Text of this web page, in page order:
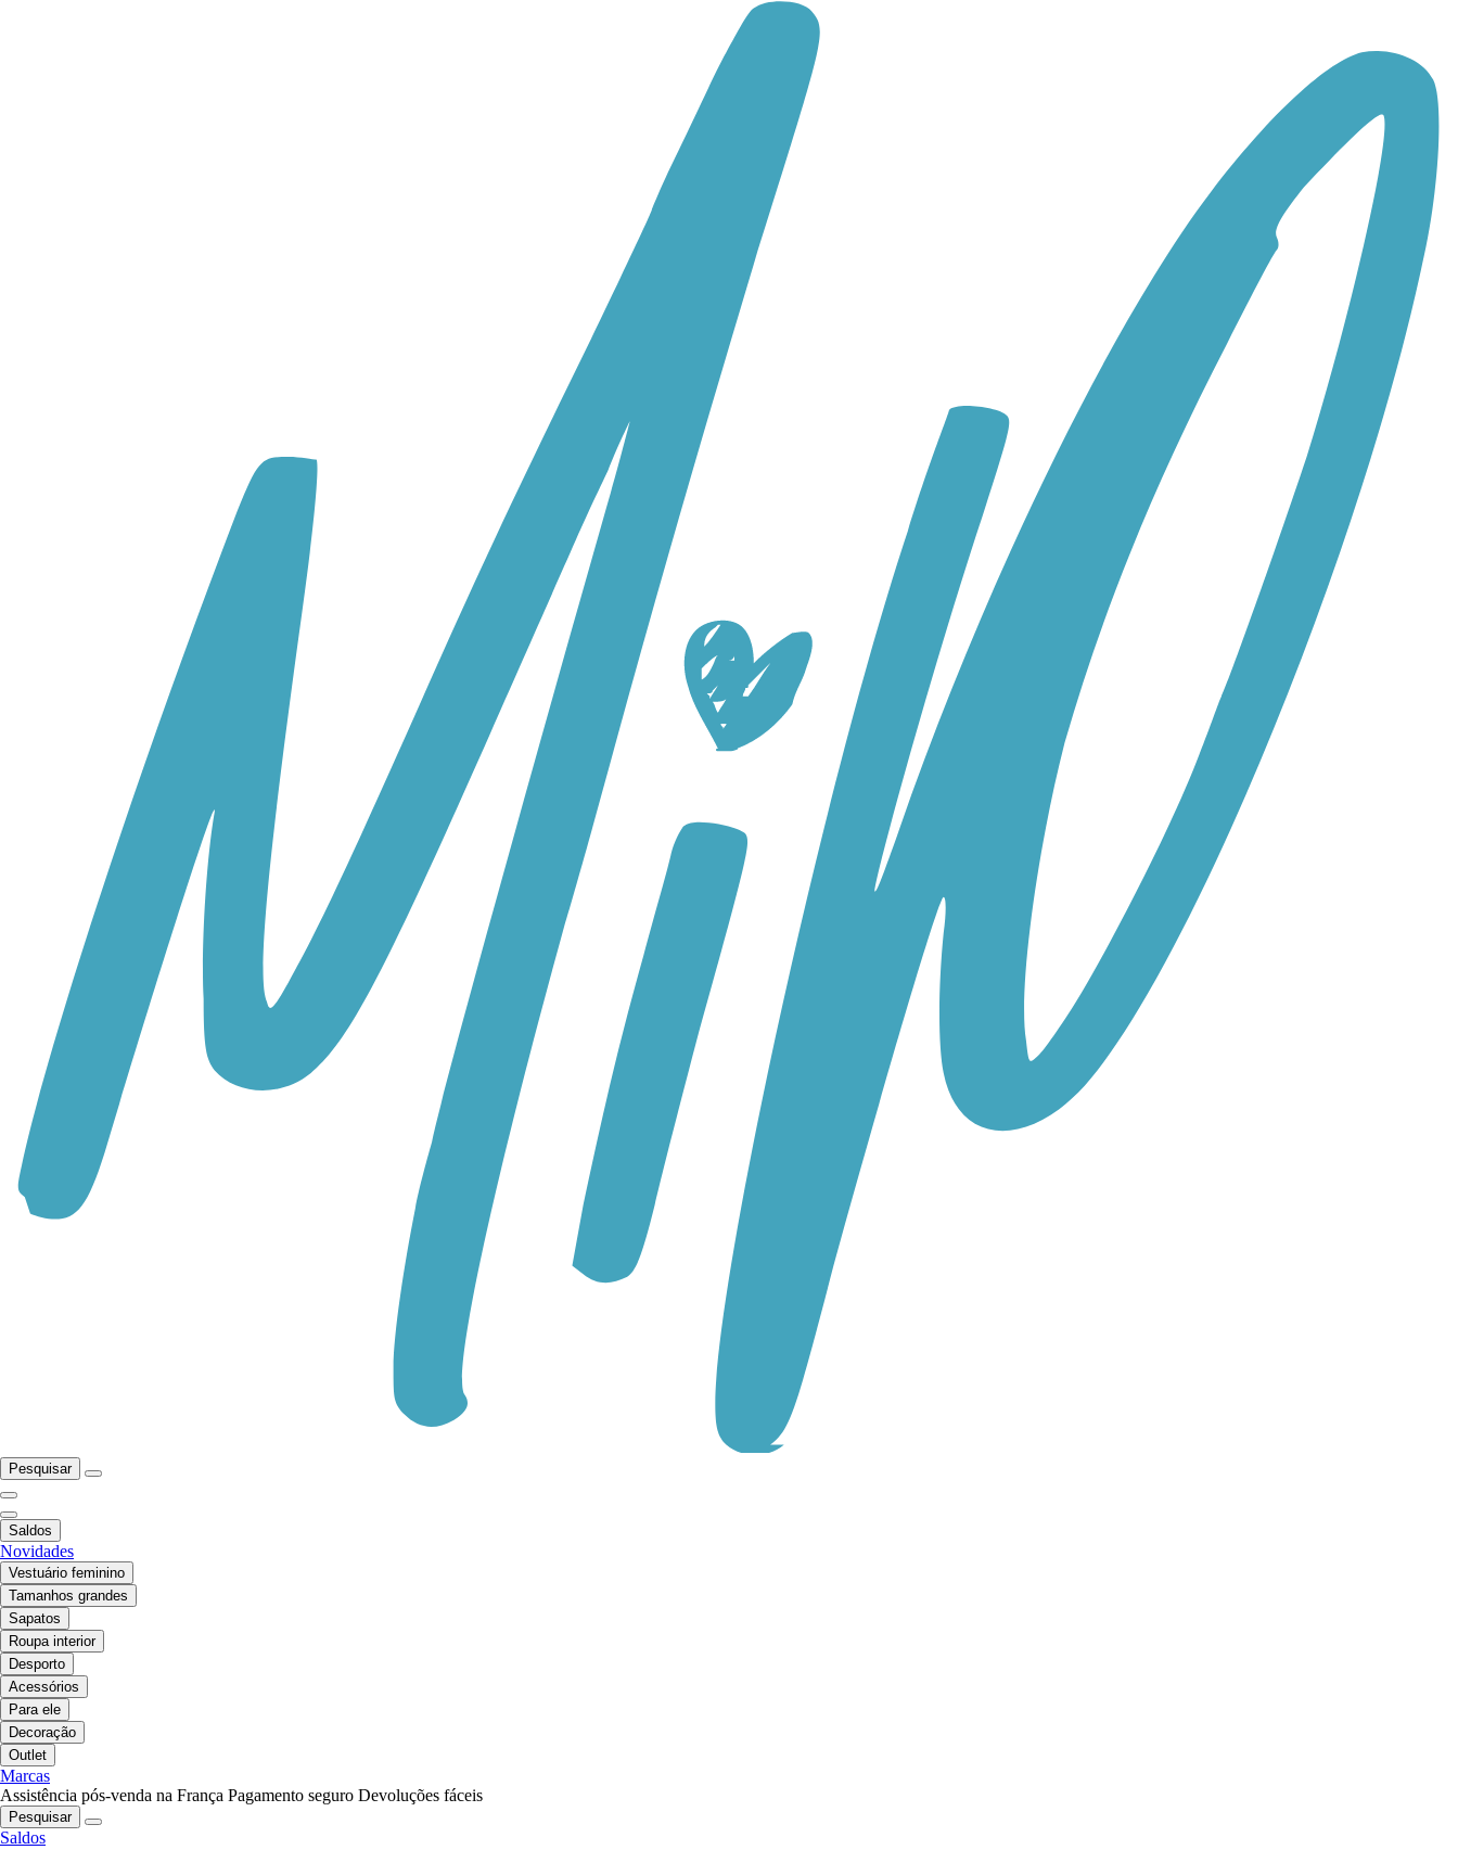
Pesquisar
Saldos
Novidades
Vestuário feminino
Tamanhos grandes
Sapatos
Roupa interior
Desporto
Acessórios
Para ele
Decoração
Outlet
Marcas
Assistência pós-venda na França Pagamento seguro Devoluções fáceis
Pesquisar
Saldos